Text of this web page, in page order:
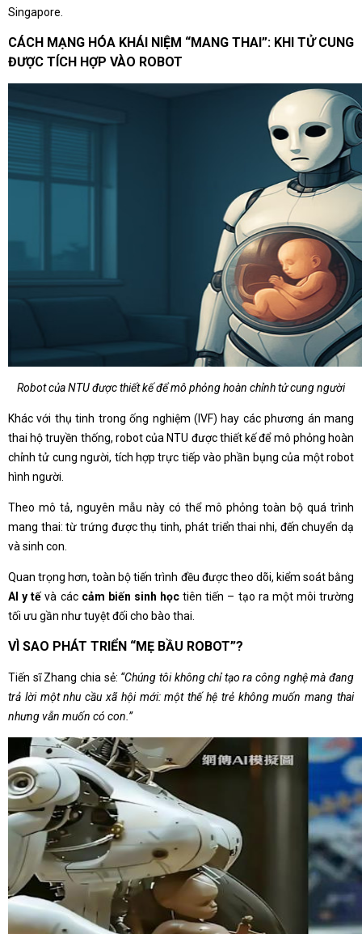
Singapore.
CÁCH MẠNG HÓA KHÁI NIỆM “MANG THAI”: KHI TỬ CUNG
ĐƯỢC TÍCH HỢP VÀO ROBOT
Robot của NTU được thiết kế để mô phỏng hoàn chỉnh tử cung người
Khác với thụ tinh trong ống nghiệm (IVF) hay các phương án mang
thai hộ truyền thống, robot của NTU được thiết kế để mô phỏng hoàn
chỉnh tử cung người, tích hợp trực tiếp vào phần bụng của một robot
hình người.
Theo mô tả, nguyên mẫu này có thể mô phỏng toàn bộ quá trình
mang thai: từ trứng được thụ tinh, phát triển thai nhi, đến chuyển dạ
và sinh con.
Quan trọng hơn, toàn bộ tiến trình đều được theo dõi, kiểm soát bằng
AI y tế và các cảm biến sinh học tiên tiến – tạo ra một môi trường
tối ưu gần như tuyệt đối cho bào thai.
VÌ SAO PHÁT TRIỂN “MẸ BẦU ROBOT”?
Tiến sĩ Zhang chia sẻ: “Chúng tôi không chỉ tạo ra công nghệ mà đang
trả lời một nhu cầu xã hội mới: một thế hệ trẻ không muốn mang thai
nhưng vẫn muốn có con.”